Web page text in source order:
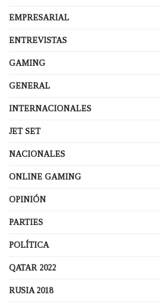
EMPRESARIAL
ENTREVISTAS
GAMING
GENERAL
INTERNACIONALES
JET SET
NACIONALES
ONLINE GAMING
OPINIÓN
PARTIES
POLÍTICA
QATAR 2022
RUSIA 2018